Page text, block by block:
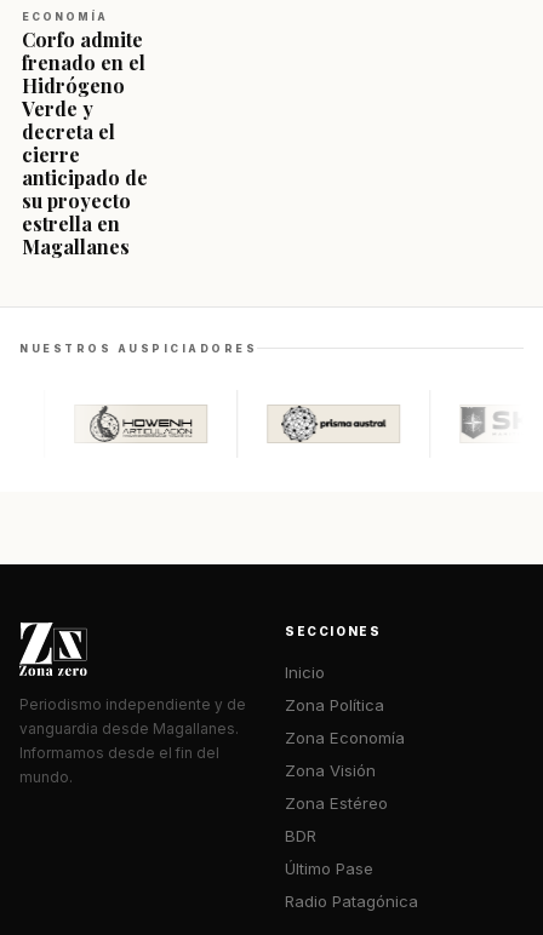
ECONOMÍA
Corfo admite
frenado en el
Hidrógeno
Verde y
decreta el
cierre
anticipado de
su proyecto
estrella en
Magallanes
NUESTROS AUSPICIADORES
Periodismo independiente y de
vanguardia desde Magallanes.
Informamos desde el fin del
mundo.
SECCIONES
Inicio
Zona Política
Zona Economía
Zona Visión
Zona Estéreo
BDR
Último Pase
Radio Patagónica